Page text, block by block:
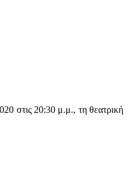
στις 20:30 μ.μ., τη θεατρική